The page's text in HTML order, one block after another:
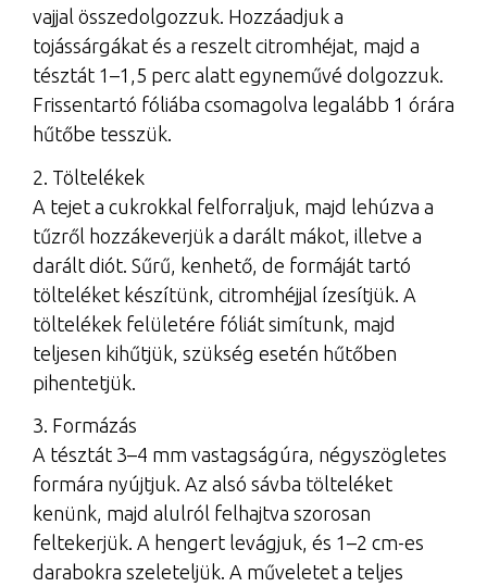
vajjal összedolgozzuk. Hozzáadjuk a
tojássárgákat és a reszelt citromhéjat, majd a
tésztát 1–1,5 perc alatt egyneművé dolgozzuk.
Frissentartó fóliába csomagolva legalább 1 órára
hűtőbe tesszük.
2. Töltelékek
A tejet a cukrokkal felforraljuk, majd lehúzva a
tűzről hozzákeverjük a darált mákot, illetve a
darált diót. Sűrű, kenhető, de formáját tartó
tölteléket készítünk, citromhéjjal ízesítjük. A
töltelékek felületére fóliát simítunk, majd
teljesen kihűtjük, szükség esetén hűtőben
pihentetjük.
3. Formázás
A tésztát 3–4 mm vastagságúra, négyszögletes
formára nyújtjuk. Az alsó sávba tölteléket
kenünk, majd alulról felhajtva szorosan
feltekerjük. A hengert levágjuk, és 1–2 cm-es
darabokra szeleteljük. A műveletet a teljes